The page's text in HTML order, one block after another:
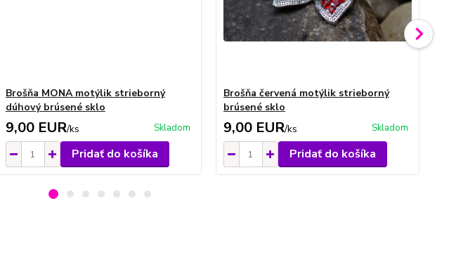
Brošňa MONA motýlik strieborný
dúhový brúsené sklo
9,00 EUR/ks Skladom
Pridať do košíka
Brošňa červená motýlik strieborný
brúsené sklo
9,00 EUR/ks Skladom
Pridať do košíka